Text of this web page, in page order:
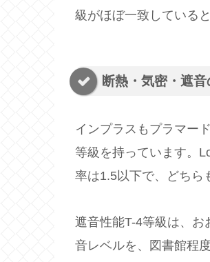
級がほぼ一致している
断熱・気密・遮
インプラスもプラマー
等級を持っています。
率は1.5以下で、どちら
遮音性能T-4等級は、
音レベルを、図書館程